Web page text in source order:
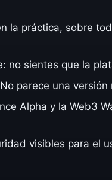
la práctica, sobre
no sientes que la
parece una
Alpha y la Web3
visibles para el